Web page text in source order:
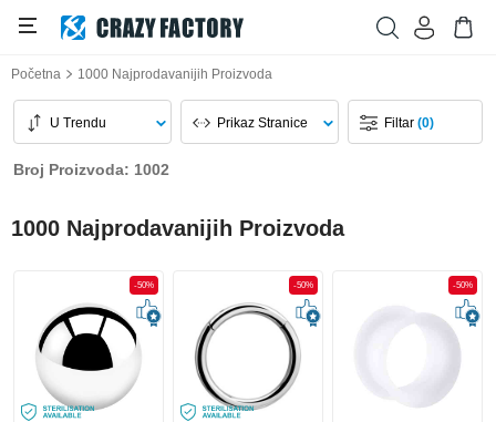
Početna 1000 Najprodavanijih Proizvoda
U Trendu Prikaz Stranice Filtar(0)
Broj Proizvoda: 1002
1000 Najprodavanijih Proizvoda
-50% -50% -50%